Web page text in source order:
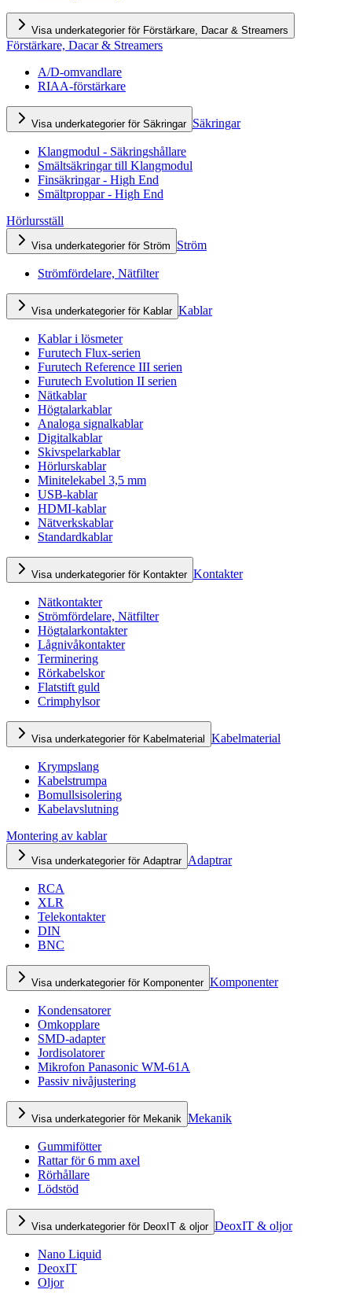
Visa underkategorier för Förstärkare, Dacar & Streamers
Förstärkare, Dacar & Streamers
A/D-omvandlare
RIAA-förstärkare
Visa underkategorier för Säkringar Säkringar
Klangmodul - Säkringshållare
Smältsäkringar till Klangmodul
Finsäkringar - High End
Smältproppar - High End
Hörlursställ
Visa underkategorier för Ström Ström
Strömfördelare, Nätfilter
Visa underkategorier för Kablar Kablar
Kablar i lösmeter
Furutech Flux-serien
Furutech Reference III serien
Furutech Evolution II serien
Nätkablar
Högtalarkablar
Analoga signalkablar
Digitalkablar
Skivspelarkablar
Hörlurskablar
Minitelekabel 3,5 mm
USB-kablar
HDMI-kablar
Nätverkskablar
Standardkablar
Visa underkategorier för Kontakter Kontakter
Nätkontakter
Strömfördelare, Nätfilter
Högtalarkontakter
Lågnivåkontakter
Terminering
Rörkabelskor
Flatstift guld
Crimphylsor
Visa underkategorier för Kabelmaterial Kabelmaterial
Krympslang
Kabelstrumpa
Bomullsisolering
Kabelavslutning
Montering av kablar
Visa underkategorier för Adaptrar Adaptrar
RCA
XLR
Telekontakter
DIN
BNC
Visa underkategorier för Komponenter Komponenter
Kondensatorer
Omkopplare
SMD-adapter
Jordisolatorer
Mikrofon Panasonic WM-61A
Passiv nivåjustering
Visa underkategorier för Mekanik Mekanik
Gummifötter
Rattar för 6 mm axel
Rörhållare
Lödstöd
Visa underkategorier för DeoxIT & oljor DeoxIT & oljor
Nano Liquid
DeoxIT
Oljor